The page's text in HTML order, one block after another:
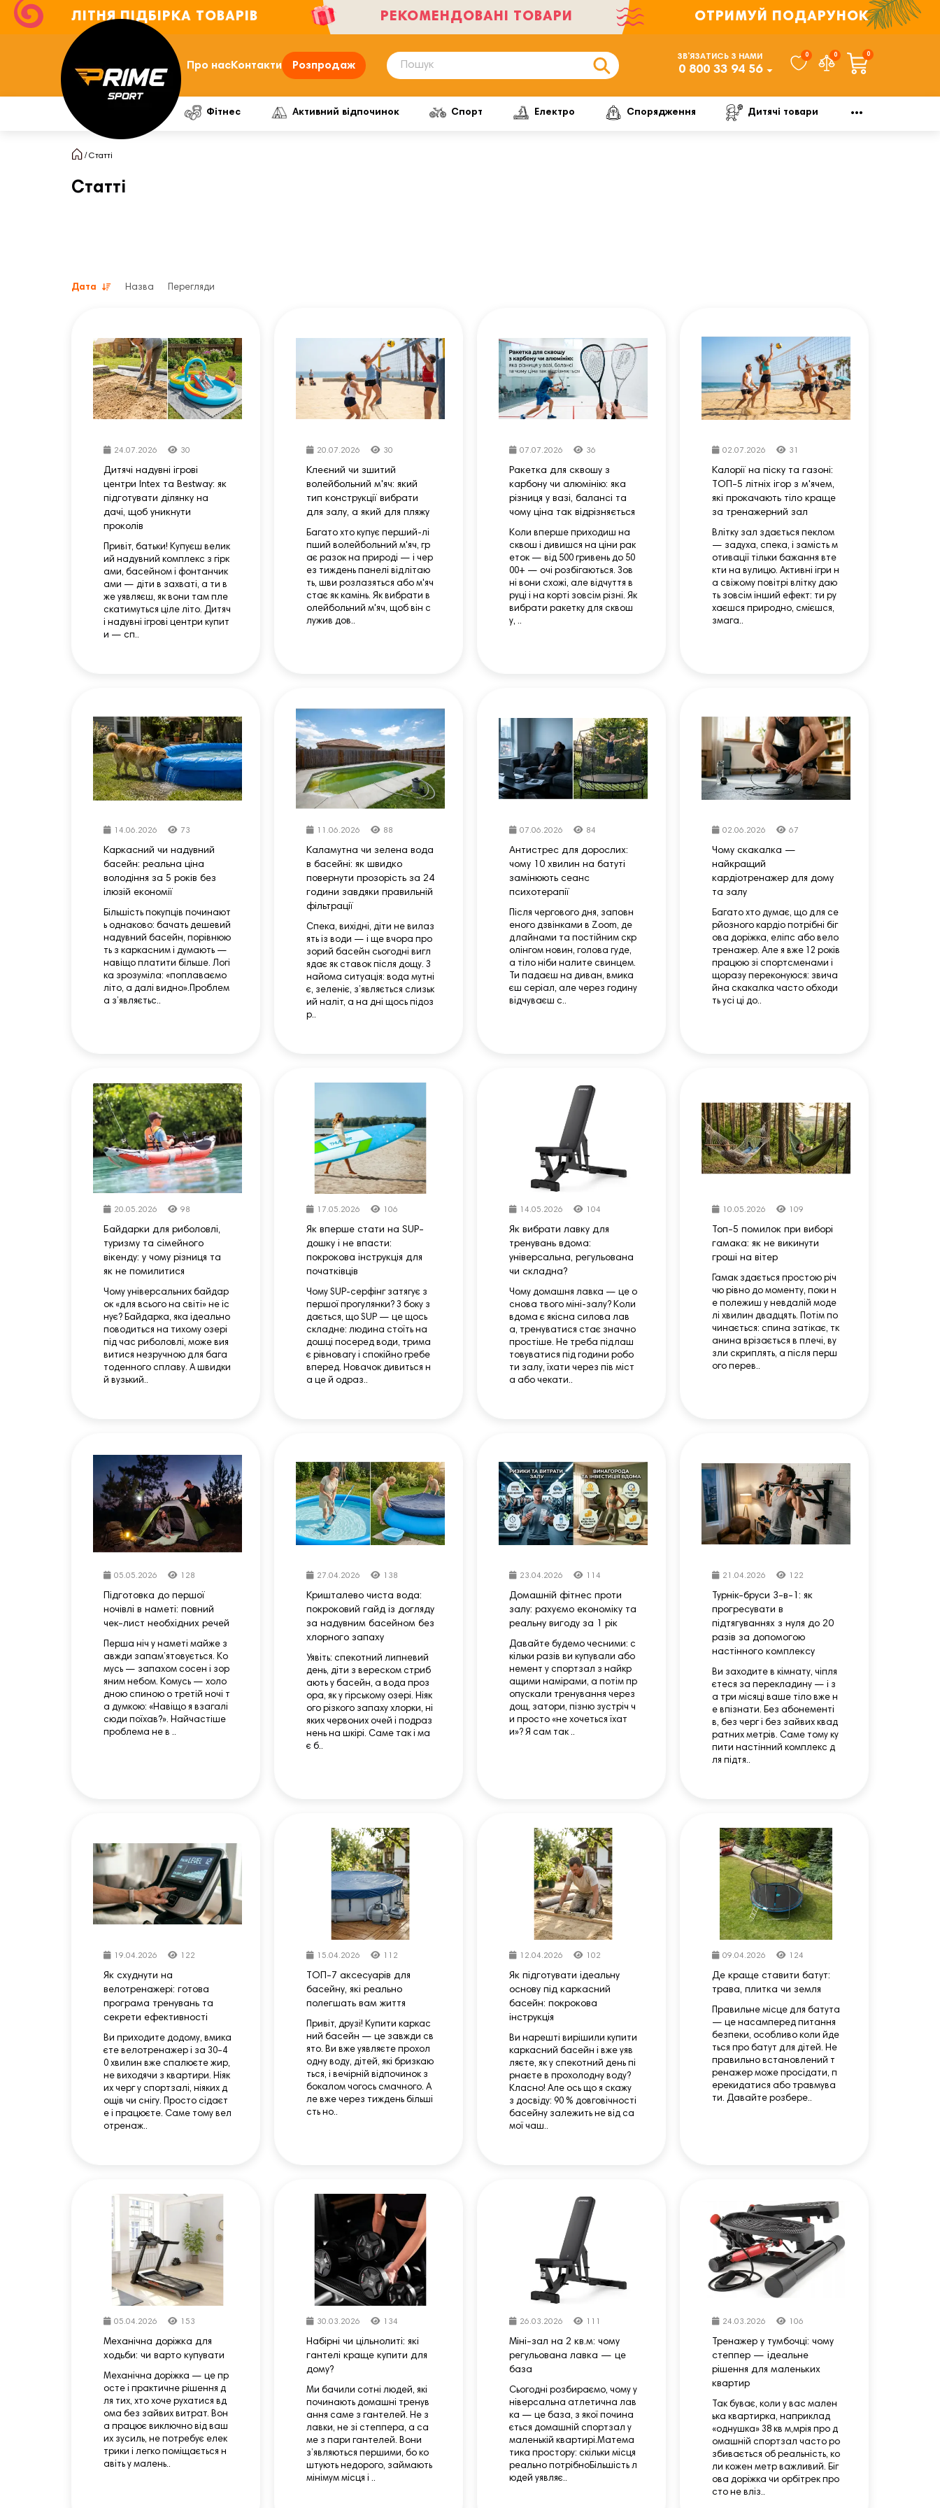
ЛІТНЯ ПІДБІРКА ТОВАРІВ РЕКОМЕНДОВАНІ ТОВАРИ ОТРИМУЙ ПОДАРУНОК
Про насКонтакти Розпродаж
ЗВ’ЯЗАТИСЬ З НАМИ
0 800 33 94 56
0 0 0
Фітнес Активний відпочинок Спорт Електро Спорядження Дитячі товари
Статті
Статті
Дата Назва Перегляди
24.07.2026 30
Дитячі надувні ігрові
центри Intex та Bestway: як
підготувати ділянку на
дачі, щоб уникнути
проколів
Привіт, батьки! Купуєш велик
ий надувний комплекс з гірк
ами, басейном і фонтанчик
ами — діти в захваті, а ти в
же уявляєш, як вони там пле
скатимуться ціле літо. Дитяч
і надувні ігрові центри купит
и — сп..
20.07.2026 30
Клеєний чи зшитий
волейбольний м'яч: який
тип конструкції вибрати
для залу, а який для пляжу
Багато хто купує перший-лі
пший волейбольний м'яч, гр
ає разок на природі — і чер
ез тиждень панелі відлітаю
ть, шви розлазяться або м'яч
стає як камінь. Як вибрати в
олейбольний м'яч, щоб він с
лужив дов..
07.07.2026 36
Ракетка для сквошу з
карбону чи алюмінію: яка
різниця у вазі, балансі та
чому ціна так відрізняється
Коли вперше приходиш на
сквош і дивишся на ціни рак
еток — від 500 гривень до 50
00+ — очі розбігаються. Зов
ні вони схожі, але відчуття в
руці і на корті зовсім різні. Як
вибрати ракетку для сквош
у, ..
02.07.2026 31
Калорії на піску та газоні:
ТОП-5 літніх ігор з м'ячем,
які прокачають тіло краще
за тренажерний зал
Влітку зал здається пеклом
— задуха, спека, і замість м
отивації тільки бажання вте
кти на вулицю. Активні ігри н
а свіжому повітрі влітку даю
ть зовсім інший ефект: ти ру
хаєшся природно, смієшся,
змага..
14.06.2026 73
Каркасний чи надувний
басейн: реальна ціна
володіння за 5 років без
ілюзій економії
Більшість покупців починают
ь однаково: бачать дешевий
надувний басейн, порівнюю
ть з каркасним і думають —
навіщо платити більше. Логі
ка зрозуміла: «поплаваємо
літо, а далі видно».Проблем
а з’являєтьс..
11.06.2026 88
Каламутна чи зелена вода
в басейні: як швидко
повернути прозорість за 24
години завдяки правильній
фільтрації
Спека, вихідні, діти не вилаз
ять із води — і ще вчора про
зорий басейн сьогодні вигл
ядає як ставок після дощу. З
найома ситуація: вода мутні
є, зеленіє, з’являється слизьк
ий наліт, а на дні щось підоз
р..
07.06.2026 84
Антистрес для дорослих:
чому 10 хвилин на батуті
замінюють сеанс
психотерапії
Після чергового дня, заповн
еного дзвінками в Zoom, де
длайнами та постійним скр
олінгом новин, голова гуде,
а тіло ніби налите свинцем.
Ти падаєш на диван, вмика
єш серіал, але через годину
відчуваєш с..
02.06.2026 67
Чому скакалка —
найкращий
кардіотренажер для дому
та залу
Багато хто думає, що для се
рйозного кардіо потрібні біг
ова доріжка, еліпс або вело
тренажер. Але я вже 12 років
працюю зі спортсменами і
щоразу переконуюся: звича
йна скакалка часто обходи
ть усі ці до..
20.05.2026 98
Байдарки для риболовлі,
туризму та сімейного
вікенду: у чому різниця та
як не помилитися
Чому універсальних байдар
ок «для всього на світі» не іс
нує? Байдарка, яка ідеально
поводиться на тихому озері
під час риболовлі, може вия
витися незручною для бага
тоденного сплаву. А швидки
й вузький..
17.05.2026 106
Як вперше стати на SUP-
дошку і не впасти:
покрокова інструкція для
початківців
Чому SUP-серфінг затягує з
першої прогулянки? З боку з
дається, що SUP — це щось
складне: людина стоїть на
дошці посеред води, трима
є рівновагу і спокійно гребе
вперед. Новачок дивиться н
а це й одраз..
14.05.2026 104
Як вибрати лавку для
тренувань вдома:
універсальна, регульована
чи складна?
Чому домашня лавка — це о
снова твого міні‑залу? Коли
вдома є якісна силова лав
а, тренуватися стає значно
простіше. Не треба підлаш
товуватися під години робо
ти залу, їхати через пів міст
а або чекати..
10.05.2026 109
Топ-5 помилок при виборі
гамака: як не викинути
гроші на вітер
Гамак здається простою річ
чю рівно до моменту, поки н
е полежиш у невдалій моде
лі хвилин двадцять. Потім по
чинається: спина затікає, тк
анина врізається в плечі, ву
зли скриплять, а після перш
ого перев..
05.05.2026 128
Підготовка до першої
ночівлі в наметі: повний
чек-лист необхідних речей
Перша ніч у наметі майже з
авжди запам’ятовується. Ко
мусь — запахом сосен і зор
яним небом. Комусь — холо
дною спиною о третій ночі т
а думкою: «Навіщо я взагалі
сюди поїхав?». Найчастіше
проблема не в ..
27.04.2026 138
Кришталево чиста вода:
покроковий гайд із догляду
за надувним басейном без
хлорного запаху
Уявіть: спекотний липневий
день, діти з вереском стриб
ають у басейн, а вода проз
ора, як у гірському озері. Ніяк
ого різкого запаху хлорки, ні
яких червоних очей і подраз
нень на шкірі. Саме так і ма
є б..
23.04.2026 114
Домашній фітнес проти
залу: рахуємо економіку та
реальну вигоду за 1 рік
Давайте будемо чесними: с
кільки разів ви купували або
немент у спортзал з найкр
ащими намірами, а потім пр
опускали тренування через
дощ, затори, пізню зустріч ч
и просто «не хочеться їхат
и»? Я сам так ..
21.04.2026 122
Турнік-бруси 3-в-1: як
прогресувати в
підтягуваннях з нуля до 20
разів за допомогою
настінного комплексу
Ви заходите в кімнату, чіпля
єтеся за перекладину — і з
а три місяці ваше тіло вже н
е впізнати. Без абонементі
в, без черг і без зайвих квад
ратних метрів. Саме тому ку
пити настінний комплекс д
ля підтя..
19.04.2026 122
Як схуднути на
велотренажері: готова
програма тренувань та
секрети ефективності
Ви приходите додому, вмика
єте велотренажер і за 30–4
0 хвилин вже спалюєте жир,
не виходячи з квартири. Ніяк
их черг у спортзалі, ніяких д
ощів чи снігу. Просто сідаєт
е і працюєте. Саме тому вел
отренаж..
15.04.2026 112
ТОП-7 аксесуарів для
басейну, які реально
полегшать вам життя
Привіт, друзі! Купити каркас
ний басейн — це завжди св
ято. Ви вже уявляєте прохол
одну воду, дітей, які бризкаю
ться, і вечірній відпочинок з
бокалом чогось смачного. А
ле вже через тиждень більші
сть но..
12.04.2026 102
Як підготувати ідеальну
основу під каркасний
басейн: покрокова
інструкція
Ви нарешті вирішили купити
каркасний басейн і вже уяв
ляєте, як у спекотний день пі
рнаєте в прохолодну воду?
Класно! Але ось що я скажу
з досвіду: 90 % довговічності
басейну залежить не від са
мої чаш..
09.04.2026 124
Де краще ставити батут:
трава, плитка чи земля
Правильне місце для батута
— це насамперед питання
безпеки, особливо коли йде
ться про батут для дітей. Не
правильно встановлений т
ренажер може просідати, п
ерекидатися або травмува
ти. Давайте розбере..
05.04.2026 153
Механічна доріжка для
ходьби: чи варто купувати
Механічна доріжка — це пр
осте і практичне рішення д
ля тих, хто хоче рухатися вд
ома без зайвих витрат. Вон
а працює виключно від ваш
их зусиль, не потребує елек
трики і легко поміщається н
авіть у малень..
30.03.2026 134
Набірні чи цільнолиті: які
гантелі краще купити для
дому?
Ми бачили сотні людей, які
починають домашні тренув
ання саме з гантелей. Не з
лавки, не зі степпера, а са
ме з пари гантелей. Вони
з’являються першими, бо ко
штують недорого, займають
мінімум місця і ..
26.03.2026 111
Міні-зал на 2 кв.м: чому
регульована лавка — це
база
Сьогодні розбираємо, чому у
ніверсальна атлетична лав
ка — це база, з якої почина
ється домашній спортзал у
маленькій квартирі.Матема
тика простору: скільки місця
реально потрібноБільшість л
юдей уявляє..
24.03.2026 106
Тренажер у тумбочці: чому
степпер — ідеальне
рішення для маленьких
квартир
Так буває, коли у вас мален
ька квартирка, наприклад
«однушка» 38 кв м,мрія про д
омашній спортзал часто ро
збивається об реальність, ко
ли кожен метр важливий. Біг
ова доріжка чи орбітрек про
сто не вліз..